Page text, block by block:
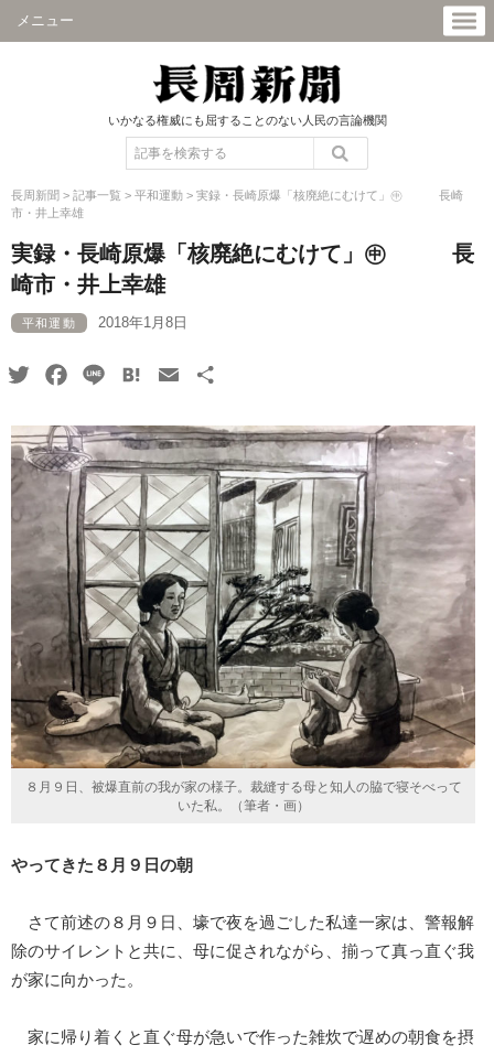
メニュー
いかなる権威にも屈することのない人民の言論機関
長周新聞 > 記事一覧 > 平和運動 > 実録・長崎原爆「核廃絶にむけて」㊥ 長崎
市・井上幸雄
実録・長崎原爆「核廃絶にむけて」㊥ 長
崎市・井上幸雄
平和運動 2018年1月8日
TwitterFacebook
Line HatenaEmail
８月９日、被爆直前の我が家の様子。裁縫する母と知人の脇で寝そべって
いた私。（筆者・画）
やってきた８月９日の朝
さて前述の８月９日、壕で夜を過ごした私達一家は、警報解
除のサイレントと共に、母に促されながら、揃って真っ直ぐ我
が家に向かった。
家に帰り着くと直ぐ母が急いで作った雑炊で遅めの朝食を摂